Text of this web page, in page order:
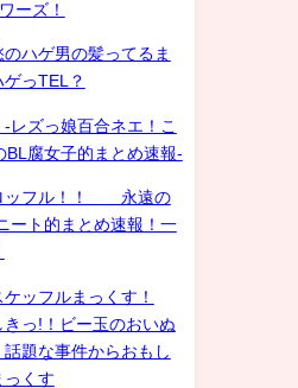
ーズ！
ハゲ男の髪ってるま
っTEL？
レズっ娘百合ネエ！こ
BL腐女子的まとめ速報-
ッフル！！ 永遠の
ト的まとめ速報！一
ッフルまっくす！
きっ!！ビー玉のおいぬ
題な事件からおもし
っくす